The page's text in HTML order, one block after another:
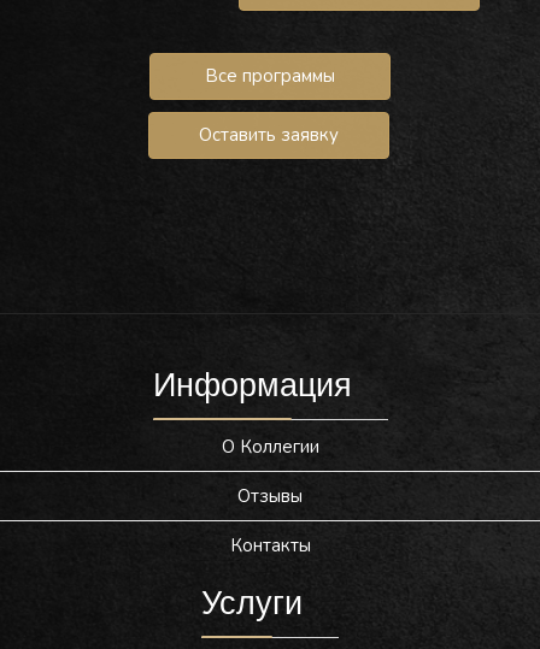
Все программы
Оставить заявку
Информация
О Коллегии
Отзывы
Контакты
Услуги